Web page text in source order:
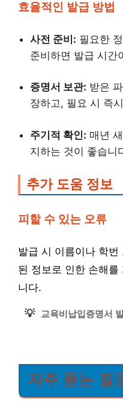
효율적인 발급 방법
사전 준비: 필요한
준비하면 발급 시간
증명서 보관: 받은
장하고, 필요 시 즉
주기적 확인: 매년
지하는 것이 좋습니
추가 도움 정보
피할 수 있는 오류
발급 시 이름이나 학
된 정보로 인한 손해를
니다.
💡 교육비납입증명서
자주 묻는 질